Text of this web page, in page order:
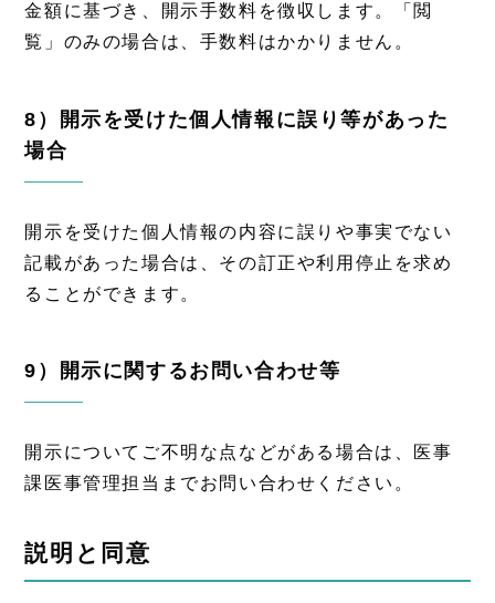
金額に基づき、開示手数料を徴収します。「閲
覧」のみの場合は、手数料はかかりません。
8）開示を受けた個人情報に誤り等があった
場合
開示を受けた個人情報の内容に誤りや事実でない
記載があった場合は、その訂正や利用停止を求め
ることができます。
9）開示に関するお問い合わせ等
開示についてご不明な点などがある場合は、医事
課医事管理担当までお問い合わせください。
説明と同意